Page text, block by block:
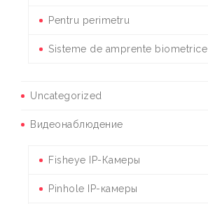
Pentru perimetru
Sisteme de amprente biometrice
Uncategorized
Видеонаблюдение
Fisheye IP-Камеры
Pinhole IP-камеры